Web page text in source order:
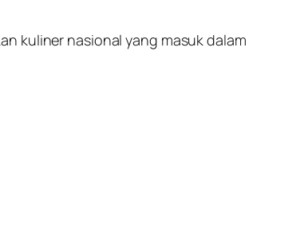
kuliner nasional yang masuk dalam